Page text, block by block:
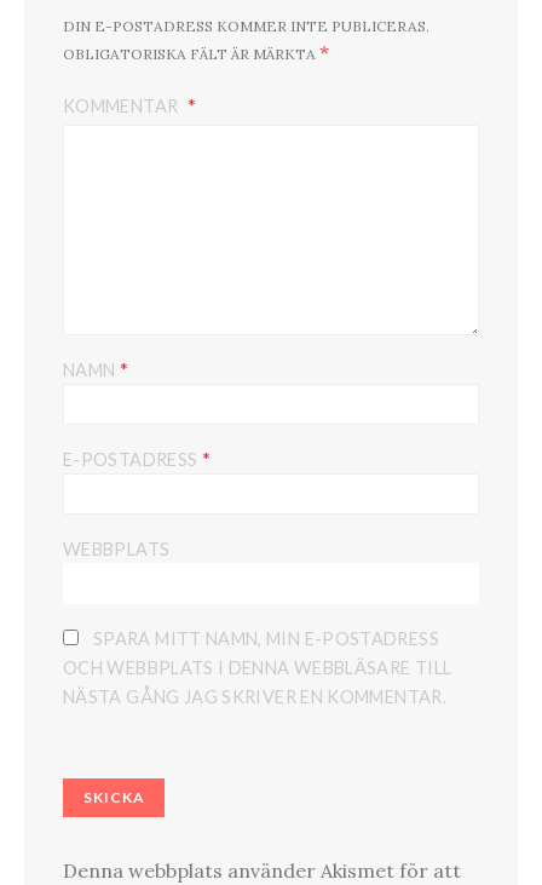
DIN E-POSTADRESS KOMMER INTE PUBLICERAS.
OBLIGATORISKA FÄLT ÄR MÄRKTA *
KOMMENTAR
NAMN *
E-POSTADRESS *
WEBBPLATS
SPARA MITT NAMN, MIN E-POSTADRESS
OCH WEBBPLATS I DENNA WEBBLÄSARE TILL
NÄSTA GÅNG JAG SKRIVER EN KOMMENTAR.
Denna webbplats använder Akismet för att